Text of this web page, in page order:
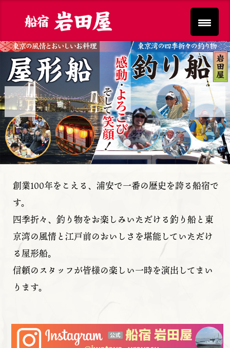
Previous Next
創業100年をこえる、浦安で一番の歴史を誇る船宿で
す。
四季折々、釣り物をお楽しみいただける釣り船と東
京湾の風情と江戸前のおいしさを堪能していただけ
る屋形船。
信頼のスタッフが皆様の楽しい一時を演出してまい
ります。